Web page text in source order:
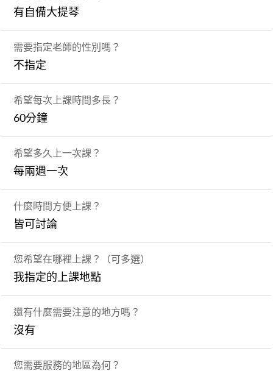
有自備大提琴
需要指定老師的性別嗎？
不指定
希望每次上課時間多長？
60分鐘
希望多久上一次課？
每兩週一次
什麼時間方便上課？
皆可討論
您希望在哪裡上課？（可多選）
我指定的上課地點
還有什麼需要注意的地方嗎？
沒有
您需要服務的地區為何？